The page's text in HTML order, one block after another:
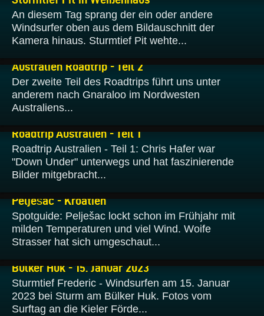
An diesem Tag sprang der ein oder andere
Windsurfer oben aus dem Bildauschnitt der
Kamera hinaus. Sturmtief Pit wehte...
Australien Roadtrip - Teil 2
Der zweite Teil des Roadtrips führt uns unter
anderem nach Gnaraloo im Nordwesten
Australiens...
Roadtrip Australien - Teil 1
Roadtrip Australien - Teil 1: Chris Hafer war
"Down Under" unterwegs und hat faszinierende
Bilder mitgebracht...
Pelješac - Kroatien
Spotguide: Pelješac lockt schon im Frühjahr mit
milden Temperaturen und viel Wind. Woife
Strasser hat sich umgeschaut...
Bülker Huk - 15. Januar 2023
Sturmtief Frederic - Windsurfen am 15. Januar
2023 bei Sturm am Bülker Huk. Fotos vom
Surftag an die Kieler Förde...